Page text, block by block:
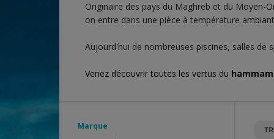
Originaire des pays du Maghreb et du
on entre dans une pièce à température
Aujourd'hui de nombreuses piscines, salles
Venez découvrir toutes les vertus du hammam
Marque